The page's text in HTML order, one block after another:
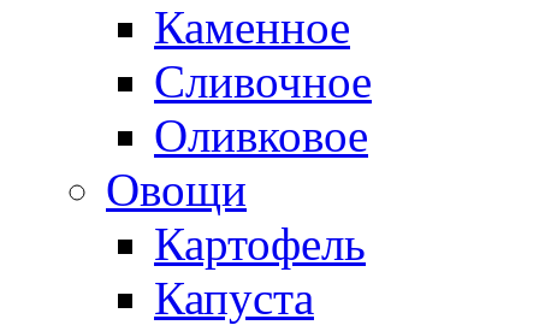
Каменное
Сливочное
Оливковое
Овощи
Картофель
Капуста